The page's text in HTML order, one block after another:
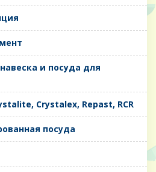
и посуда для
Crystalex, Repast, RCR
посуда